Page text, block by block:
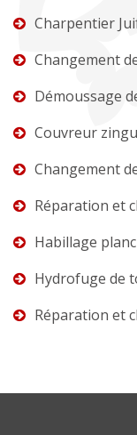
Charpentier
Changement
Démoussage
Couvreur
Changement
Réparation et
Habillage
Hydrofuge de
Réparation et